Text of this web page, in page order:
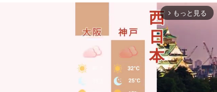
arrow_forward_ios もっと見る